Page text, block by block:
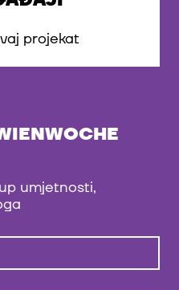
projekat
umjetnosti,